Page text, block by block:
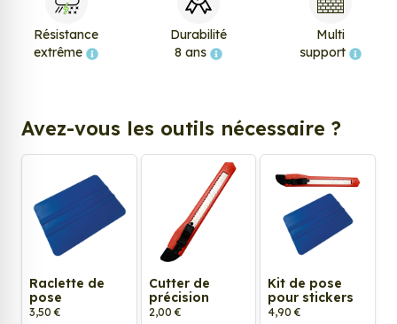
Résistance
extrême
Durabilité
8 ans
Multi
support
Avez-vous les outils nécessaire ?
Raclette de
pose
3,50 €
Cutter de
précision
2,00 €
Kit de pose
pour stickers
4,90 €